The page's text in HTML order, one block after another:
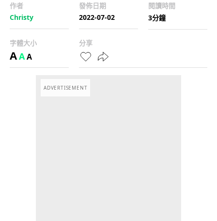
作者
Christy
發佈日期
2022-07-02
閱讀時間
3分鐘
字體大小
AAA
分享
ADVERTISEMENT